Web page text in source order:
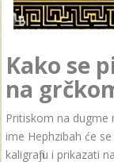
Kako se
na
Pritiskom na
ime Hephzibah će
kaligrafiju i prikazati